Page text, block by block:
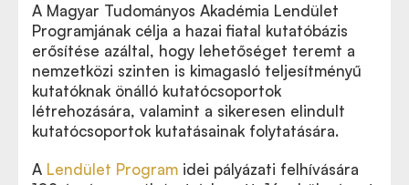
A Magyar Tudományos Akadémia Lendület
Programjának célja a hazai fiatal kutatóbázis
erősítése azáltal, hogy lehetőséget teremt a
nemzetközi szinten is kimagasló teljesítményű
kutatóknak önálló kutatócsoportok
létrehozására, valamint a sikeresen elindult
kutatócsoportok kutatásainak folytatására.
A Lendület Program idei pályázati felhívására